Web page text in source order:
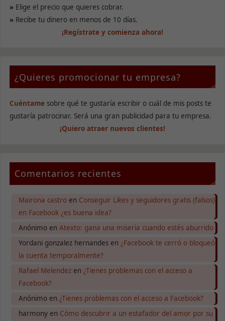
»Elige el precio que quieres cobrar.
»Recibe tu dinero en menos de 10 días.
¡Regístrate y comienza ahora!
¿Quieres promocionar tu empresa?
Cuéntamesobre qué te gustaría escribir o cuál de mis posts te
gustaría patrocinar. Será una gran publicidad para tu empresa.
¡Quiero atraer nuevos clientes!
Comentarios recientes
Mairona castroen Conseguir Likes y seguidores gratis (falsos)
en Facebook ¿es buena idea?
Anónimoen Atexto: gana una miseria cuando estés aburrido
Yordani gonzalez hernandesen ¿Facebook te cerró o bloqueó
la cuenta temporalmente?
Rafael Melendezen ¿Tienes problemas con el acceso a
Facebook?
Anónimoen ¿Tienes problemas con el acceso a Facebook?
harmonyen Cómo descubrir a un estafador del amor por su